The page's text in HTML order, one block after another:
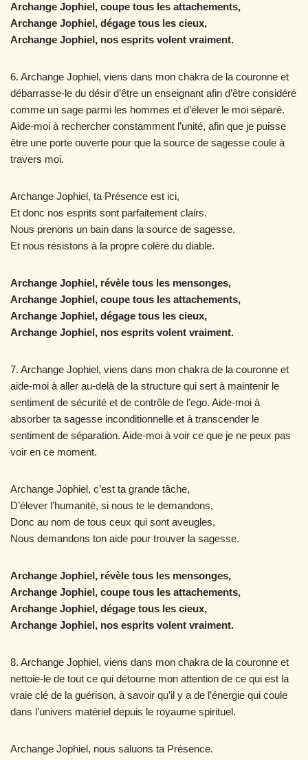
Archange Jophiel, coupe tous les attachements,
Archange Jophiel, dégage tous les cieux,
Archange Jophiel, nos esprits volent vraiment.
6. Archange Jophiel, viens dans mon chakra de la couronne et
débarrasse-le du désir d’être un enseignant afin d’être considéré
comme un sage parmi les hommes et d’élever le moi séparé.
Aide-moi à rechercher constamment l’unité, afin que je puisse
être une porte ouverte pour que la source de sagesse coule à
travers moi.
Archange Jophiel, ta Présence est ici,
Et donc nos esprits sont parfaitement clairs.
Nous prenons un bain dans la source de sagesse,
Et nous résistons à la propre colère du diable.
Archange Jophiel, révèle tous les mensonges,
Archange Jophiel, coupe tous les attachements,
Archange Jophiel, dégage tous les cieux,
Archange Jophiel, nos esprits volent vraiment.
7. Archange Jophiel, viens dans mon chakra de la couronne et
aide-moi à aller au-delà de la structure qui sert à maintenir le
sentiment de sécurité et de contrôle de l’ego. Aide-moi à
absorber ta sagesse inconditionnelle et à transcender le
sentiment de séparation. Aide-moi à voir ce que je ne peux pas
voir en ce moment.
Archange Jophiel, c’est ta grande tâche,
D’élever l’humanité, si nous te le demandons,
Donc au nom de tous ceux qui sont aveugles,
Nous demandons ton aide pour trouver la sagesse.
Archange Jophiel, révèle tous les mensonges,
Archange Jophiel, coupe tous les attachements,
Archange Jophiel, dégage tous les cieux,
Archange Jophiel, nos esprits volent vraiment.
8. Archange Jophiel, viens dans mon chakra de la couronne et
nettoie-le de tout ce qui détourne mon attention de ce qui est la
vraie clé de la guérison, à savoir qu’il y a de l’énergie qui coule
dans l’univers matériel depuis le royaume spirituel.
Archange Jophiel, nous saluons ta Présence.